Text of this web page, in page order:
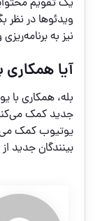
ویدئوها در نظر
نیز به
آیا
بله، همکاری با
جدید کمک
یوتیوب کمک
بینندگان جدید